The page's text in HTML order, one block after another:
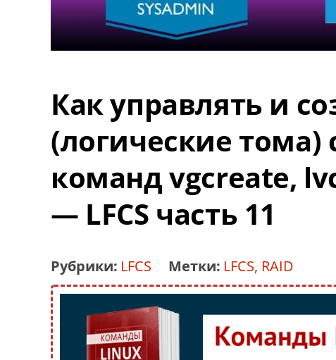
Как управлять и
(логические
команд vgcreate,
— LFCS часть 11
Рубрики: LFCS Метки: LFCS, RAID